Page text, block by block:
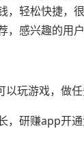
，轻松快捷，
，感兴趣的用户
玩游戏，做
，研赚app开